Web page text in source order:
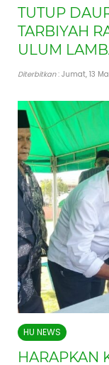
TUTUP
TARBIYAH
ULUM
Diterbitkan: Jumat, 13
HU NEWS
HARAPKAN